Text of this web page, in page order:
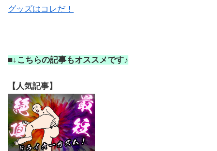
グッズはコレだ！
■↓こちらの記事もオススメです♪
【人気記事】